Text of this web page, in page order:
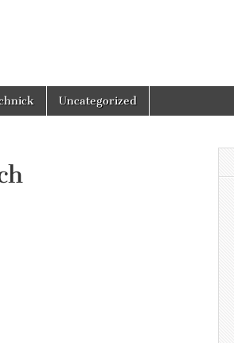
Uncategorized